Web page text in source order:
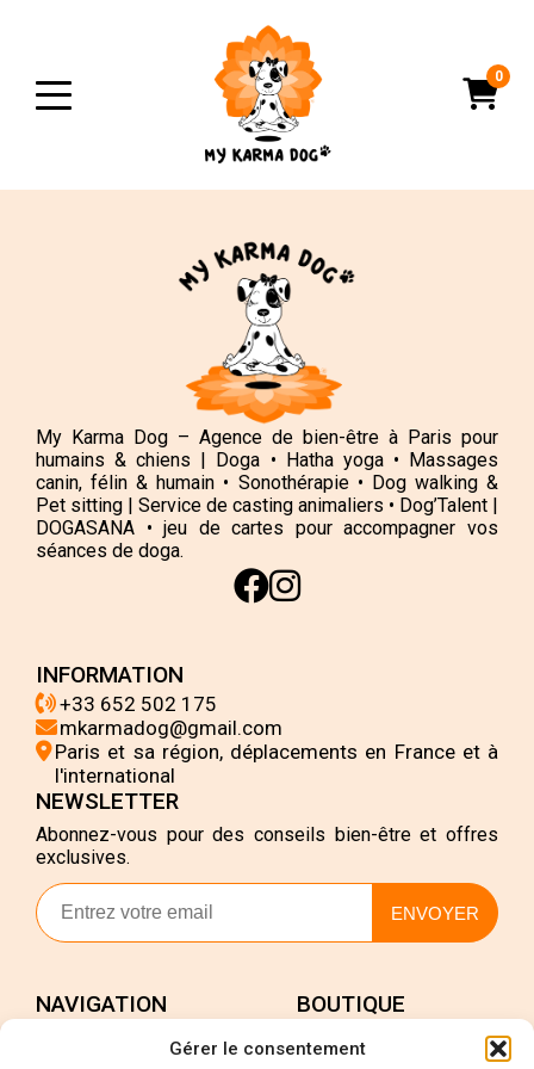
Gérer le consentement
0
My Karma Dog – Agence de bien-être à Paris pour
humains & chiens | Doga • Hatha yoga • Massages
canin, félin & humain • Sonothérapie • Dog walking &
Pet sitting | Service de casting animaliers • Dog’Talent |
DOGASANA • jeu de cartes pour accompagner vos
séances de doga.
NAVIGATION BOUTIQUE
Mon compte
INFORMATION
+33 652 502 175
mkarmadog@gmail.com
Paris et sa région, déplacements en France et à
l'international
NEWSLETTER
Abonnez-vous pour des conseils bien-être et offres
exclusives.
ENVOYER